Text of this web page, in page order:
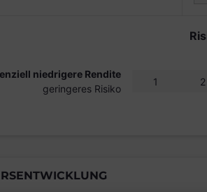
niedrigere Rendite
geringeres Risiko
1 2